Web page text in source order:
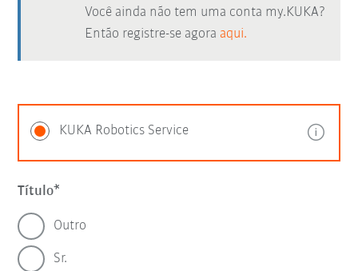
Você ainda não tem uma conta my.KUKA?
Então registre-se agora aqui.
KUKA Robotics Service
Título
Outro
Sr.